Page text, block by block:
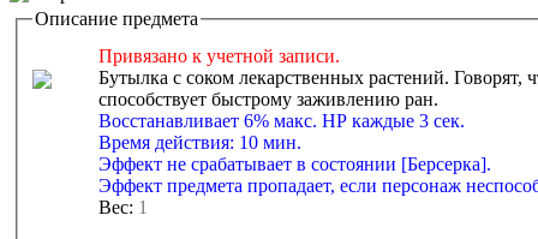
Описание предмета
Привязано к учетной записи.
Бутылка с соком лекарственных растений. Говорят,
способствует быстрому заживлению ран.
Восстанавливает 6% макс. HP каждые 3 сек.
Время действия: 10 мин.
Эффект не срабатывает в состоянии [Берсерка].
Эффект предмета пропадает, если персонаж
Вес: 1